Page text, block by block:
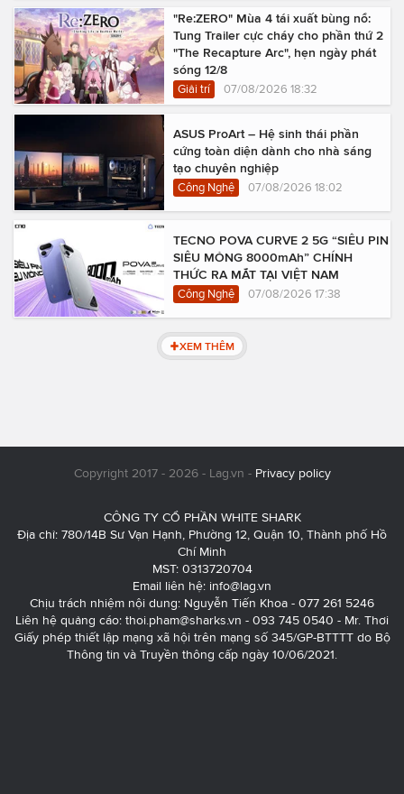
"Re:ZERO" Mùa 4 tái xuất bùng nổ:
Tung Trailer cực cháy cho phần thứ 2
"The Recapture Arc", hẹn ngày phát
sóng 12/8
Giải trí 07/08/2026 18:32
ASUS ProArt – Hệ sinh thái phần
cứng toàn diện dành cho nhà sáng
tạo chuyên nghiệp
Công Nghệ 07/08/2026 18:02
TECNO POVA CURVE 2 5G “SIÊU PIN
SIÊU MỎNG 8000mAh” CHÍNH
THỨC RA MẮT TẠI VIỆT NAM
Công Nghệ 07/08/2026 17:38
XEM THÊM
Copyright 2017 - 2026 - Lag.vn - Privacy policy
CÔNG TY CỔ PHẦN WHITE SHARK
Địa chỉ: 780/14B Sư Vạn Hạnh, Phường 12, Quận 10, Thành phố Hồ
Chí Minh
MST: 0313720704
Email liên hệ: info@lag.vn
Chịu trách nhiệm nội dung: Nguyễn Tiến Khoa - 077 261 5246
Liên hệ quảng cáo: thoi.pham@sharks.vn - 093 745 0540 - Mr. Thơi
Giấy phép thiết lập mạng xã hội trên mạng số 345/GP-BTTTT do Bộ
Thông tin và Truyền thông cấp ngày 10/06/2021.